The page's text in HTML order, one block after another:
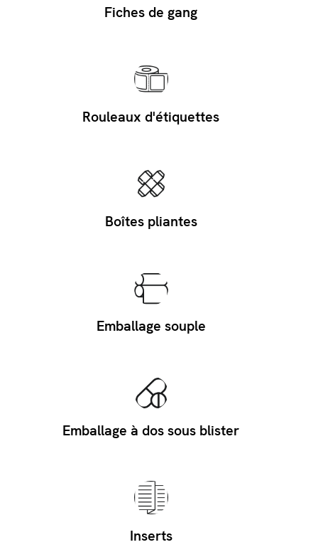
Fiches de gang
Rouleaux d'étiquettes
Boîtes pliantes
Emballage souple
Emballage à dos sous blister
Inserts